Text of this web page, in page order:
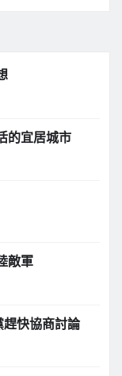
的宜居城市
敵軍
快協商討論